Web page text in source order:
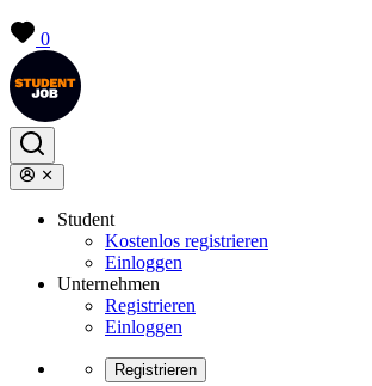
0
Student
Kostenlos registrieren
Einloggen
Unternehmen
Registrieren
Einloggen
Registrieren